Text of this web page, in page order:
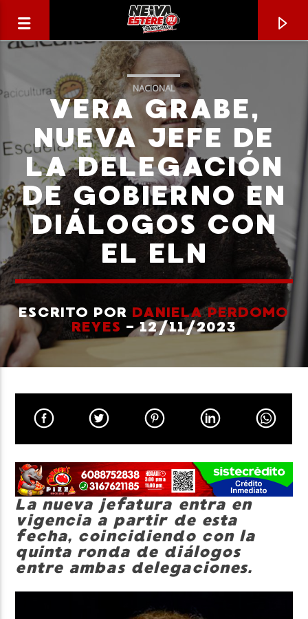
CANCIÓN ACTUAL
TÍTULO
ARTISTA
Neiva Estereo
NACIONAL
VERA GRABE,
NUEVA JEFE DE
LA DELEGACIÓN
DE GOBIERNO EN
DIÁLOGOS CON
EL ELN
ESCRITO POR DANIELA PERDOMO
REYES - 12/11/2023
La nueva jefatura entra en
vigencia a partir de esta
fecha, coincidiendo con la
quinta ronda de diálogos
entre ambas delegaciones.